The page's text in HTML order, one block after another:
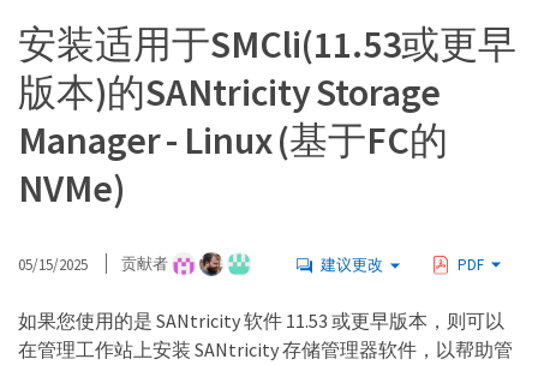
安装适用于SMCli(11.53或更早
版本)的SANtricity Storage
Manager - Linux (基于FC的
NVMe)
05/15/2025 贡献者 建议更改 PDF
如果您使用的是 SANtricity 软件 11.53 或更早版本，则可以
在管理工作站上安装 SANtricity 存储管理器软件，以帮助管